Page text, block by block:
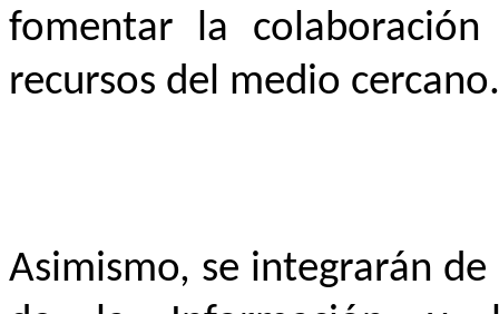
fomentar la
recursos del medio cercano.
Asimismo, se integrarán